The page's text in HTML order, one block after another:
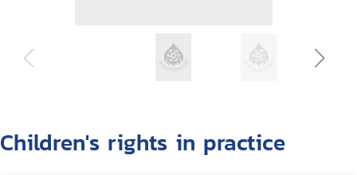
Children's rights in practice